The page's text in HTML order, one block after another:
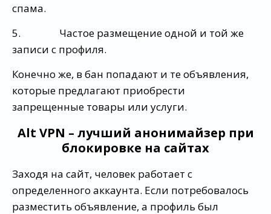
спама.
5. Частое размещение одной и той же
записи с профиля.
Конечно же, в бан попадают и те объявления,
которые предлагают приобрести
запрещенные товары или услуги.
Alt VPN – лучший анонимайзер при
блокировке на сайтах
Заходя на сайт, человек работает с
определенного аккаунта. Если потребовалось
разместить объявление, а профиль был